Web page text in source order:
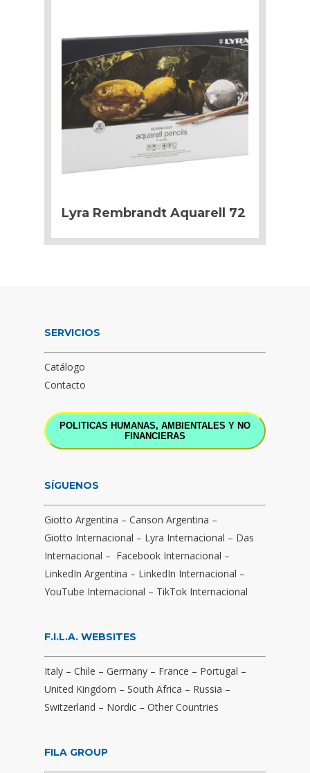
Lyra Rembrandt Aquarell 72
SERVICIOS
Catálogo
Contacto
POLITICAS HUMANAS, AMBIENTALES Y NO
FINANCIERAS
SÍGUENOS
Giotto Argentina – Canson Argentina –
Giotto Internacional – Lyra Internacional – Das
Internacional – Facebook Internacional –
LinkedIn Argentina – LinkedIn Internacional –
YouTube Internacional – TikTok Internacional
F.I.L.A. WEBSITES
Italy – Chile – Germany – France – Portugal –
United Kingdom – South Africa – Russia –
Switzerland – Nordic – Other Countries
FILA GROUP